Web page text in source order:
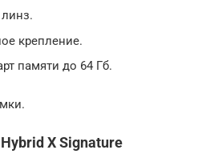
крепление.
памяти до 64 Гб.
X Signature